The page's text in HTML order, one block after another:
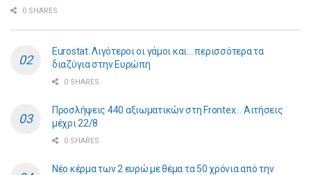
0 SHARES
Eurostat: Λιγότεροι οι γάμοι και… περισσότερα τα
διαζύγια στην Ευρώπη
0 SHARES
Προσλήψεις 440 αξιωματικών στη Frontex… Αιτήσεις
μέχρι 22/8
0 SHARES
Νέο κέρμα των 2 ευρώ με θέμα τα 50 χρόνια από την